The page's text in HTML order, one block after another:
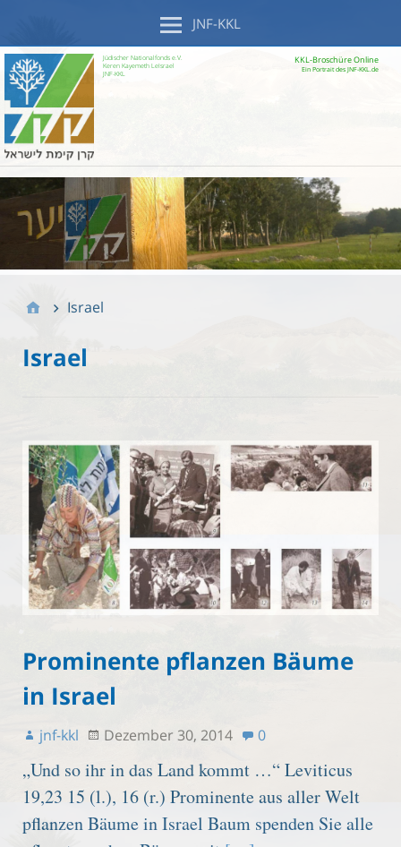
JNF-KKL
Jüdischer Nationalfonds e.V.
Keren Kayemeth LeIsrael
JNF-KKL
KKL-Broschüre Online
Ein Portrait des JNF-KKL.de
Israel
Israel
Prominente pflanzen Bäume
in Israel
jnf-kkl Dezember 30, 2014 0
„Und so ihr in das Land kommt …“ Leviticus
19,23 15 (l.), 16 (r.) Prominente aus aller Welt
pflanzen Bäume in Israel Baum spenden Sie alle